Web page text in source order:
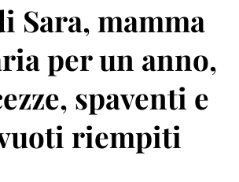
Sara, mamma
per un anno,
spaventi e
riempiti